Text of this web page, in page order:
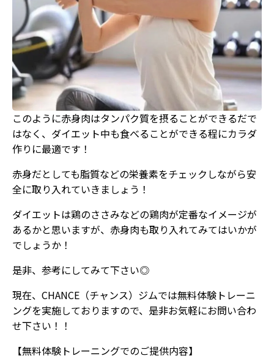
このように赤身肉はタンパク質を摂ることができるだで
はなく、ダイエット中も食べることができる程にカラダ
作りに最適です！
赤身だとしても脂質などの栄養素をチェックしながら安
全に取り入れていきましょう！
ダイエットは鶏のささみなどの鶏肉が定番なイメージが
あるかと思いますが、赤身肉も取り入れてみてはいかが
でしょうか！
是非、参考にしてみて下さい◎
現在、CHANCE（チャンス）ジムでは無料体験トレーニ
ングを実施しておりますので、是非お気軽にお問い合わ
せ下さい！！
【無料体験トレーニングでのご提供内容】